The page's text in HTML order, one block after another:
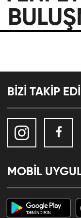
BİZİ TAKİP
MOBİL